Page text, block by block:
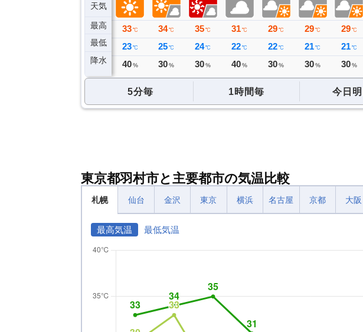
天気
最高
最低
降水
32℃
21℃
ミリ
33 ℃
23 ℃
40 %
34℃
25 ℃
30 %
35 ℃
24℃
30 %
31 ℃
22 ℃
40 %
29℃
22℃
30%
29℃
21℃
30%
29℃
21℃
30%
5分毎 1時間毎 今日明
東京都羽村市と主要都市の気温比較
札幌 仙台 金沢 東京 横浜 名古屋 京都 大阪
最高気温 最低気温